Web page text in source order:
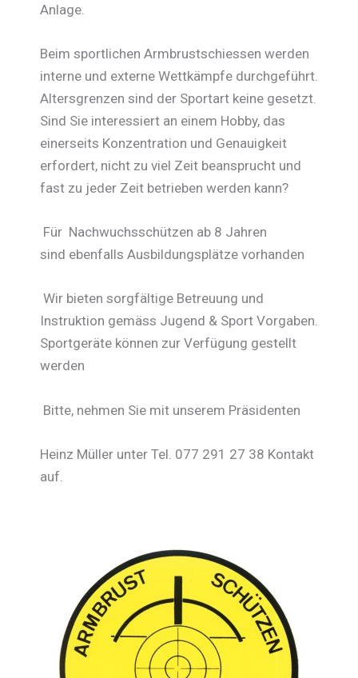
Anlage.
Beim sportlichen Armbrustschiessen werden
interne und externe Wettkämpfe durchgeführt.
Altersgrenzen sind der Sportart keine gesetzt.
Sind Sie interessiert an einem Hobby, das
einerseits Konzentration und Genauigkeit
erfordert, nicht zu viel Zeit beansprucht und
fast zu jeder Zeit betrieben werden kann?
Für Nachwuchsschützen ab 8 Jahren
sind ebenfalls Ausbildungsplätze vorhanden
Wir bieten sorgfältige Betreuung und
Instruktion gemäss Jugend & Sport Vorgaben.
Sportgeräte können zur Verfügung gestellt
werden
Bitte, nehmen Sie mit unserem Präsidenten
Heinz Müller unter Tel. 077 291 27 38 Kontakt
auf.